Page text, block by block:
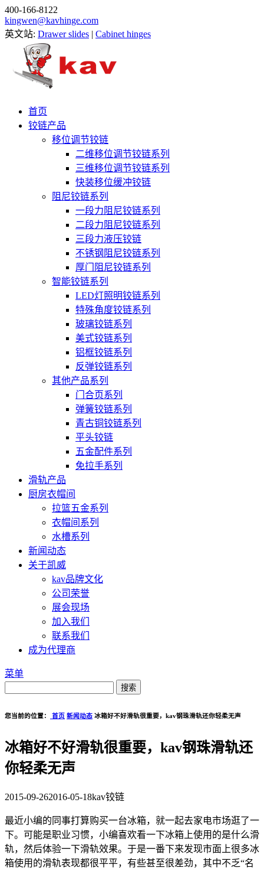
400-166-8122
kingwen@kavhinge.com
英文站: Drawer slides | Cabinet hinges
首页
铰链产品
移位调节铰链
二维移位调节铰链系列
三维移位调节铰链系列
快装移位缓冲铰链
阻尼铰链系列
一段力阻尼铰链系列
二段力阻尼铰链系列
三段力液压铰链
不锈钢阻尼铰链系列
厚门阻尼铰链系列
智能铰链系列
LED灯照明铰链系列
特殊角度铰链系列
玻璃铰链系列
美式铰链系列
铝框铰链系列
反弹铰链系列
其他产品系列
门合页系列
弹簧铰链系列
青古铜铰链系列
平头铰链
五金配件系列
免拉手系列
滑轨产品
厨房衣帽间
拉篮五金系列
衣帽间系列
水槽系列
新闻动态
关于凯威
kav品牌文化
公司荣誉
展会现场
加入我们
联系我们
成为代理商
菜单
您当前的位置： 首页 新闻动态 冰箱好不好滑轨很重要，kav钢珠滑轨还你轻柔无声
冰箱好不好滑轨很重要，kav钢珠滑轨还
你轻柔无声
2015-09-262016-05-18kav铰链
最近小编的同事打算购买一台冰箱，就一起去家电市场逛了一
下。可能是职业习惯，小编喜欢看一下冰箱上使用的是什么滑
轨，然后体验一下滑轨效果。于是一番下来发现市面上很多冰
箱使用的滑轨表现都很平平，有些甚至很差劲，其中不乏“名